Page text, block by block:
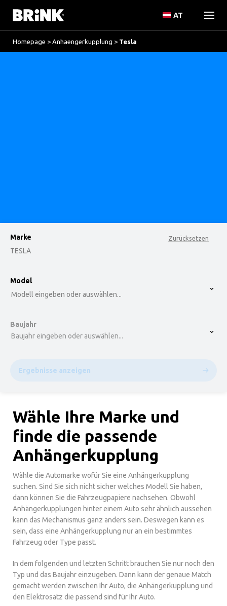
AT
Homepage > Anhaengerkupplung > Tesla
Zurücksetzen
Marke
TESLA
option , selected.
Model
Modell eingeben oder auswählen...
Baujahr
Baujahr eingeben oder auswählen...
Ergebnisse anzeigen
Wähle Ihre Marke und
finde die passende
Anhängerkupplung
Wähle die Automarke wofür Sie eine Anhängerkupplung
suchen. Sind Sie sich nicht sicher welches Modell Sie haben,
dann können Sie die Fahrzeugpapiere nachsehen. Obwohl
Anhängerkupplungen hinter einem Auto sehr ähnlich aussehen
kann das Mechanismus ganz anders sein. Deswegen kann es
sein, dass eine Anhängerkupplung nur an ein bestimmtes
Fahrzeug oder Type passt.
In dem folgenden und letzten Schritt brauchen Sie nur noch den
Typ und das Baujahr einzugeben. Dann kann der genaue Match
gemacht werden zwischen Ihr Auto, die Anhängerkupplung und
den Elektrosatz die passend sind für Ihr Auto.